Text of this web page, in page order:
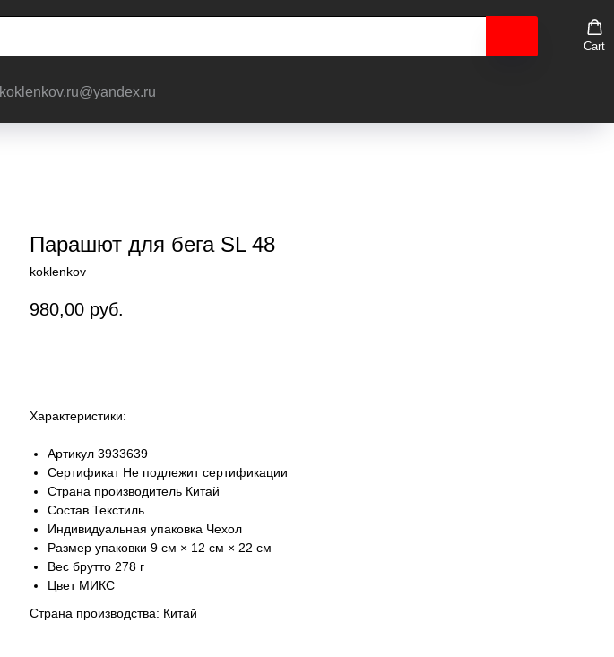
Cart
koklenkov.ru@yandex.ru
Парашют для бега SL 48
koklenkov
980,00 руб.
Характеристики:
Артикул 3933639
Сертификат Не подлежит сертификации
Страна производитель Китай
Состав Текстиль
Индивидуальная упаковка Чехол
Размер упаковки 9 см × 12 см × 22 см
Вес брутто 278 г
Цвет МИКС
Страна производства: Китай